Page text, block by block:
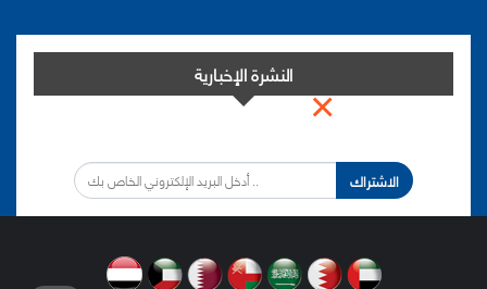
النشرة الإخبارية
الاشتراك
×